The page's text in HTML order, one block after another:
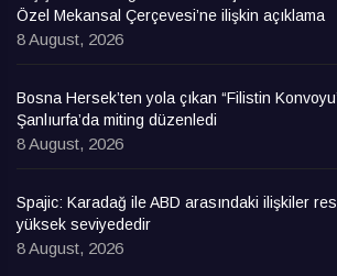
Özel Mekansal Çerçevesi’ne ilişkin açıklama
8 August, 2026
Bosna Hersek’ten yola çıkan “Filistin
Şanlıurfa’da miting düzenledi
8 August, 2026
Spajic: Karadağ ile ABD arasındaki ilişkiler
yüksek seviyededir
8 August, 2026